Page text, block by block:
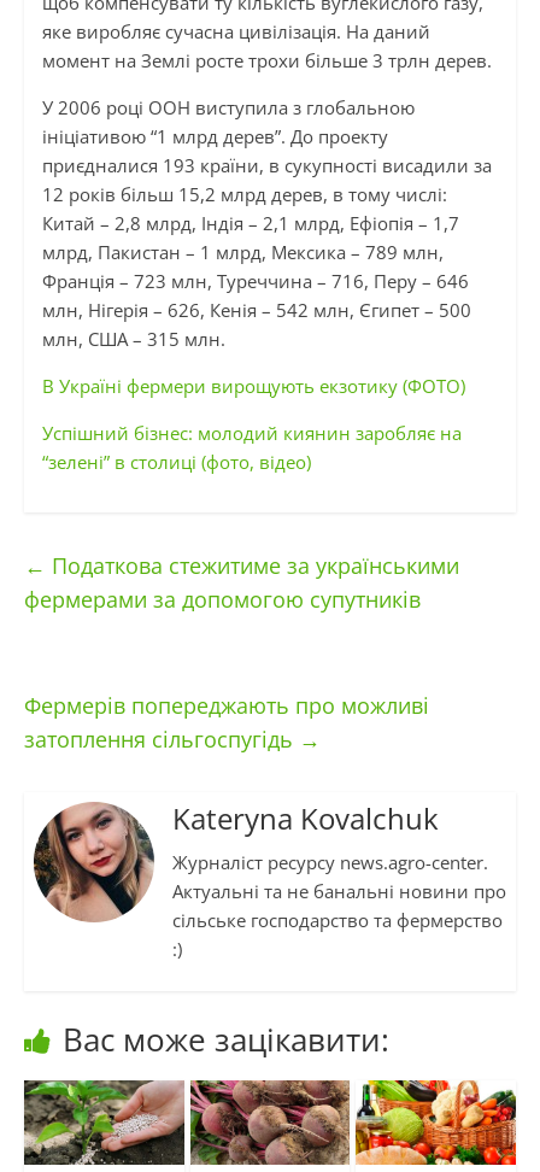
яке виробляє сучасна цивілізація. На даний
момент на Землі росте трохи більше 3 трлн дерев.
У 2006 році ООН виступила з глобальною
ініціативою “1 млрд дерев”. До проекту
приєдналися 193 країни, в сукупності висадили за
12 років більш 15,2 млрд дерев, в тому числі:
Китай – 2,8 млрд, Індія – 2,1 млрд, Ефіопія – 1,7
млрд, Пакистан – 1 млрд, Мексика – 789 млн,
Франція – 723 млн, Туреччина – 716, Перу – 646
млн, Нігерія – 626, Кенія – 542 млн, Єгипет – 500
млн, США – 315 млн.
В Україні фермери вирощують екзотику (ФОТО)
Успішний бізнес: молодий киянин заробляє на
“зелені” в столиці (фото, відео)
← Податкова стежитиме за українськими
фермерами за допомогою супутників
Фермерів попереджають про можливі
затоплення сільгоспугідь →
Kateryna Kovalchuk
Журналіст ресурсу news.agro-center.
Актуальні та не банальні новини про
сільське господарство та фермерство
:)
Вас може зацікавити: